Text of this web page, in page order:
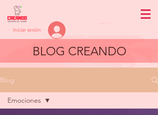
Iniciar sesión
BLOG CREANDO
Blog
Emociones